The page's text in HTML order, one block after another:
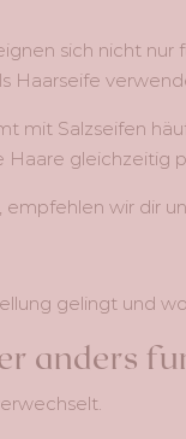
sich nicht
Haarseife
mit Salzseifen
Haare gleichzeitig
wir dir
gelingt und
anders